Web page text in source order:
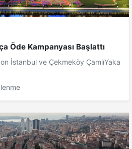
Öde Kampanyası Başlattı
İstanbul ve Çekmeköy ÇamlıYaka